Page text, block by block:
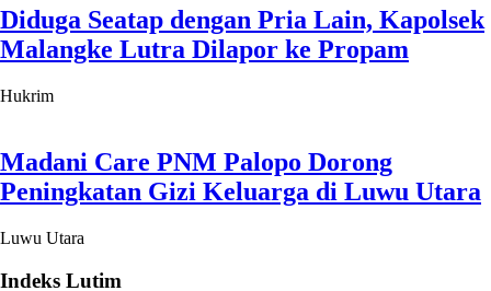
Diduga Seatap dengan Pria Lain, Kapolsek
Malangke Lutra Dilapor ke Propam
Hukrim
Madani Care PNM Palopo Dorong
Peningkatan Gizi Keluarga di Luwu Utara
Luwu Utara
Indeks Lutim